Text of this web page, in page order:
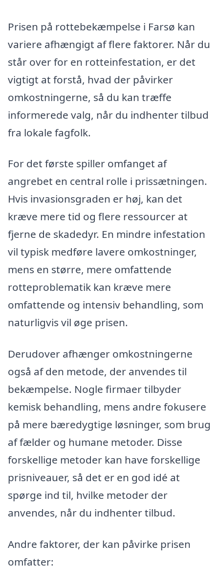
Prisen på rottebekæmpelse i Farsø kan
variere afhængigt af flere faktorer. Når du
står over for en rotteinfestation, er det
vigtigt at forstå, hvad der påvirker
omkostningerne, så du kan træffe
informerede valg, når du indhenter tilbud
fra lokale fagfolk.
For det første spiller omfanget af
angrebet en central rolle i prissætningen.
Hvis invasionsgraden er høj, kan det
kræve mere tid og flere ressourcer at
fjerne de skadedyr. En mindre infestation
vil typisk medføre lavere omkostninger,
mens en større, mere omfattende
rotteproblematik kan kræve mere
omfattende og intensiv behandling, som
naturligvis vil øge prisen.
Derudover afhænger omkostningerne
også af den metode, der anvendes til
bekæmpelse. Nogle firmaer tilbyder
kemisk behandling, mens andre fokusere
på mere bæredygtige løsninger, som brug
af fælder og humane metoder. Disse
forskellige metoder kan have forskellige
prisniveauer, så det er en god idé at
spørge ind til, hvilke metoder der
anvendes, når du indhenter tilbud.
Andre faktorer, der kan påvirke prisen
omfatter: